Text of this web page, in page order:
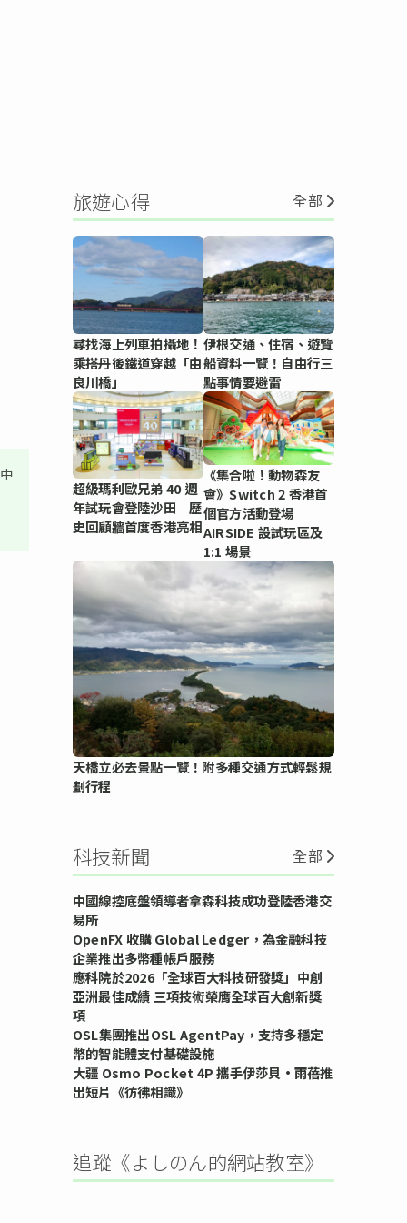
旅遊心得 全部
尋找海上列車拍攝地！
乘搭丹後鐵道穿越「由
良川橋」
伊根交通、住宿、遊覽
船資料一覽！自由行三
點事情要避雷
超級瑪利歐兄弟 40 週
年試玩會登陸沙田 歷
史回顧牆首度香港亮相
《集合啦！動物森友
會》Switch 2 香港首
個官方活動登場
AIRSIDE 設試玩區及
1:1 場景
天橋立必去景點一覽！附多種交通方式輕鬆規
劃行程
科技新聞 全部
中國線控底盤領導者拿森科技成功登陸香港交
易所
OpenFX 收購 Global Ledger，為金融科技
企業推出多幣種帳戶服務
應科院於2026「全球百大科技研發獎」中創
亞洲最佳成績 三項技術榮膺全球百大創新獎
項
OSL集團推出OSL AgentPay，支持多穩定
幣的智能體支付基礎設施
大疆 Osmo Pocket 4P 攜手伊莎貝•雨蓓推
出短片《彷彿相識》
追蹤《よしのん的網站教室》